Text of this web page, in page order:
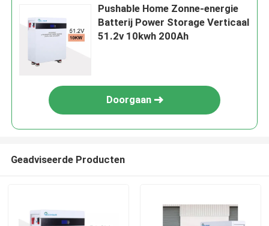
Pushable Home Zonne-energie
Batterij Power Storage Verticaal
51.2v 10kwh 200Ah
Doorgaan
Geadviseerde Producten